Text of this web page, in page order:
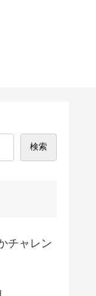
検索
チャレン